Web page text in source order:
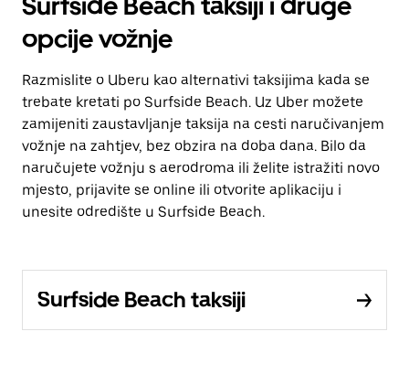
opcije vožnje
Razmislite o Uberu kao alternativi taksijima kada se
trebate kretati po Surfside Beach. Uz Uber možete
zamijeniti zaustavljanje taksija na cesti naručivanjem
vožnje na zahtjev, bez obzira na doba dana. Bilo da
naručujete vožnju s aerodroma ili želite istražiti novo
mjesto, prijavite se online ili otvorite aplikaciju i
unesite odredište u Surfside Beach.
Surfside Beach taksiji